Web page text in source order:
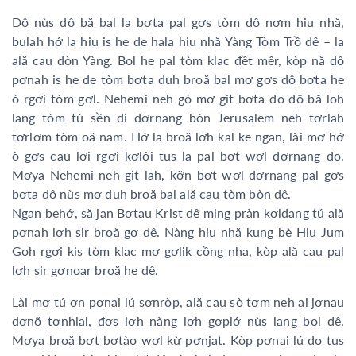
Dô nùs dô bă bal la bơta pal gơs tòm dô nơm hiu nhă,
bulah hớ la hiu is he de hala hiu nhă Yàng Tòm Trồ dê – la
ală cau dòn Yàng. Bol he pal tòm klac đềt mêr, kòp nă dô
pơnah is he de tòm bơta duh broă bal mơ gơs dô bơta he
ò rgơi tòm gơl. Nehemi neh gó mơ git bơta do dô bă loh
lang tòm tú sền di dơrnang bòn Jerusalem neh tơrlah
tơrlơm tòm oă nam. Hớ la broă lơh kal ke ngan, lài mơ hớ
ò gơs cau lơi rgơi kơlôi tus la pal bơt wơl dơrnang do.
Mơya Nehemi neh git lah, kỡn bơt wơl dơrnang pal gơs
bơta dô nùs mơ duh broă bal ală cau tòm bòn dê.
Ngan behớ, să jan Bơtau Krist dê ming pràn kơldang tú ală
pơnah lơh sir broă gơ dê. Nàng hiu nhă kung bè Hiu Jum
Goh rgơi kis tòm klac mơ gơlik cồng nha, kòp ală cau pal
lơh sir gơnoar broă he dê.
Lài mơ tú ơn pơnai lú sơnròp, ală cau sò tơm neh ai jơnau
dơnõ tơnhial, đơs iơh nàng lơh gơplớ nùs lang bol dê.
Mơya broă bơt bơtào wơl kừ pơnjat. Kòp pơnai lú do tus